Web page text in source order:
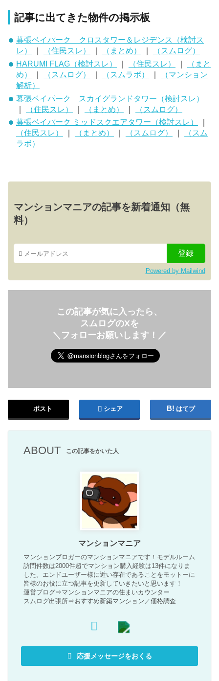
記事に出てきた物件の掲示板
幕張ベイパーク クロスタワー＆レジデンス（検討ス
レ）
｜ （住民スレ） ｜ （まとめ） ｜
（スムログ）
HARUMI FLAG（検討スレ）
｜ （住民スレ） ｜
（まと
め）
｜ （スムログ） ｜ （スムラボ） ｜
（マンション
解析）
幕張ベイパーク スカイグランドタワー（検討スレ）
｜
（住民スレ） ｜ （まとめ） ｜
（スムログ）
幕張ベイパーク ミッドスクエアタワー（検討スレ）
（住民スレ）
（まとめ） （スムログ）
（スム
ラボ）
マンションマニアの記事を新着通知（無
料）
Powered by Mailwind
この記事が気に入ったら、
スムログのXを
＼フォローお願いします！／
ポスト シェア はてブ
ABOUT この記事をかいた人
マンションマニア
マンションブロガーのマンションマニアです！モデルルーム
訪問件数は2000件超でマンション購入経験は13件になりま
した。エンドユーザー様に近い存在であることをモットーに
皆様のお役に立つ記事を更新していきたいと思います！
運営ブログ⇒マンションマニアの住まいカウンター
スムログ出張所⇒おすすめ新築マンション ／価格調査
応援メッセージをおくる